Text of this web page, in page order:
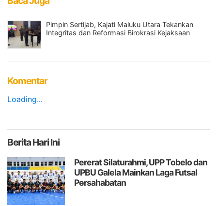
Pimpin Sertijab, Kajati Maluku Utara Tekankan
Integritas dan Reformasi Birokrasi Kejaksaan
Komentar
Loading...
BeritaHari Ini
Pererat Silaturahmi, UPP Tobelo dan
UPBU Galela Mainkan Laga Futsal
Persahabatan